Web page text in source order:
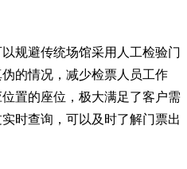
规避传统场馆采用人工检验门
的情况，减少检票人员工作
置的座位，极大满足了客户需
时查询，可以及时了解门票出